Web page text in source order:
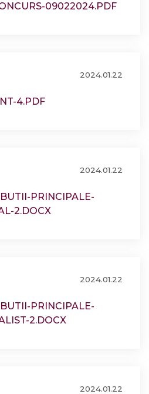
09022024.PDF
2024.01.22
4.PDF
2024.01.22
PRINCIPALE-
2.DOCX
2024.01.22
PRINCIPALE-
2.DOCX
2024.01.22